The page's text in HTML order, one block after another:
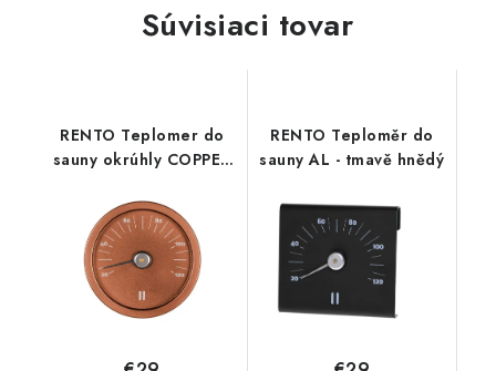
Súvisiaci tovar
RENTO Teplomer do
sauny okrúhly COPPER
RENTO Teploměr do
sauny AL - tmavě hnědý